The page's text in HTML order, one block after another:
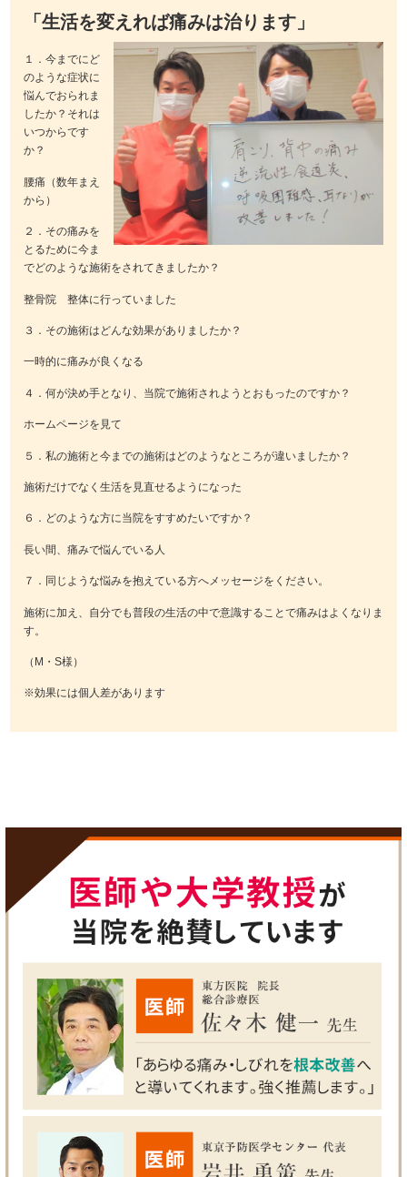
「生活を変えれば痛みは治ります」
１．今までにど
のような症状に
悩んでおられま
したか？それは
いつからです
か？
腰痛（数年まえ
から）
２．その痛みを
とるために今ま
でどのような施術をされてきましたか？
整骨院 整体に行っていました
３．その施術はどんな効果がありましたか？
一時的に痛みが良くなる
４．何が決め手となり、当院で施術されようとおもったのですか？
ホームページを見て
５．私の施術と今までの施術はどのようなところが違いましたか？
施術だけでなく生活を見直せるようになった
６．どのような方に当院をすすめたいですか？
長い間、痛みで悩んでいる人
７．同じような悩みを抱えている方へメッセージをください。
施術に加え、自分でも普段の生活の中で意識することで痛みはよくなりま
す。
（M・S様）
※効果には個人差があります